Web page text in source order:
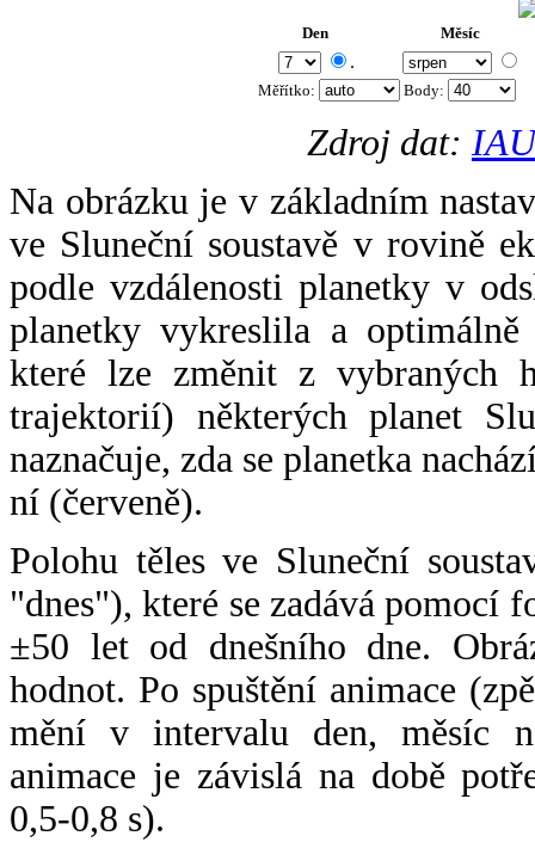
Den Měsíc
.
Měřítko: Body:
Zdroj dat:
Na obrázku je v základním
ve Sluneční soustavě v rovině
podle vzdálenosti planetky v
planetky vykreslila a
které lze změnit z vybraných
trajektorií) některých planet
naznačuje, zda se planetka
ní (červeně).
Polohu těles ve Sluneční
"dnes"), které se zadává pomocí
±50 let od dnešního dne.
hodnot. Po spuštění animace
mění v intervalu den, měsíc
animace je závislá na době
0,5-0,8 s).